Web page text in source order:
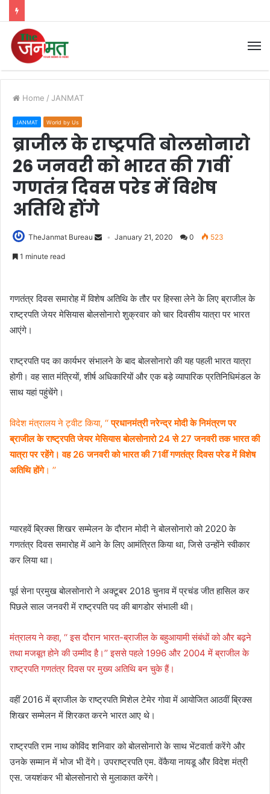
Home / JANMAT
JANMAT World by Us
ब्राजील के राष्ट्रपति बोलसोनारो
26 जनवरी को भारत की 71वीं
गणतंत्र दिवस परेड में विशेष
अतिथि होंगे
TheJanmat Bureau January 21, 2020 0 523
1 minute read
गणतंत्र दिवस समारोह में विशेष अतिथि के तौर पर हिस्सा लेने के लिए ब्राजील के
राष्ट्रपति जेयर मेसियास बोलसोनारो शुक्रवार को चार दिवसीय यात्रा पर भारत
आएंगे।
राष्ट्रपति पद का कार्यभर संभालने के बाद बोलसोनारो की यह पहली भारत यात्रा
होगी। वह सात मंत्रियों, शीर्ष अधिकारियों और एक बड़े व्यापारिक प्रतिनिधिमंडल के
साथ यहां पहुंचेंगे।
विदेश मंत्रालय ने ट्वीट किया, ‘‘प्रधानमंत्री नरेन्द्र मोदी के निमंत्रण पर
ब्राजील के राष्ट्रपति जेयर मेसियास बोलसोनारो 24 से 27 जनवरी तक भारत की
यात्रा पर रहेंगे। वह 26 जनवरी को भारत की 71वीं गणतंत्र दिवस परेड में विशेष
अतिथि होंगे। ’’
ग्यारहवें ब्रिक्स शिखर सम्मेलन के दौरान मोदी ने बोलसोनारो को 2020 के
गणतंत्र दिवस समारोह में आने के लिए आमंत्रित किया था, जिसे उन्होंने स्वीकार
कर लिया था।
पूर्व सेना प्रमुख बोलसोनारो ने अक्टूबर 2018 चुनाव में प्रचंड जीत हासिल कर
पिछले साल जनवरी में राष्ट्रपति पद की बागडोर संभाली थी।
मंत्रालय ने कहा, ‘‘ इस दौरान भारत-ब्राजील के बहुआयामी संबंधों को और बढ़ने
तथा मजबूत होने की उम्मीद है।’’ इससे पहले 1996 और 2004 में ब्राजील के
राष्ट्रपति गणतंत्र दिवस पर मुख्य अतिथि बन चुके हैं।
वहीं 2016 में ब्राजील के राष्ट्रपति मिशेल टेमेर गोवा में आयोजित आठवीं ब्रिक्स
शिखर सम्मेलन में शिरकत करने भारत आए थे।
राष्ट्रपति राम नाथ कोविंद शनिवार को बोलसोनारो के साथ भेंटवार्ता करेंगे और
उनके सम्मान में भोज भी देंगे। उपराष्ट्रपति एम. वेंकैया नायडू और विदेश मंत्री
एस. जयशंकर भी बोलसोनारो से मुलाकात करेंगे।